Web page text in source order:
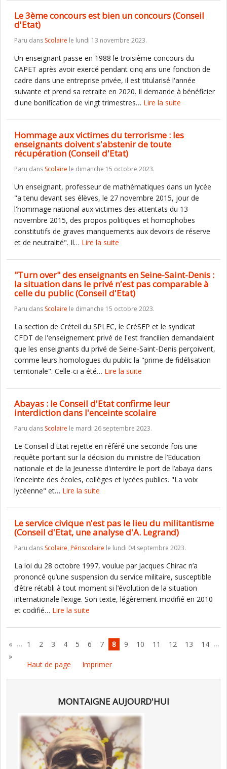
Le 3ème concours est bien un concours (Conseil
d'Etat)
Paru dans Scolaire le lundi 13 novembre 2023.
Un enseignant passe en 1988 le troisième concours du
CAPET après avoir exercé pendant cinq ans une fonction de
cadre dans une entreprise privée, il est titularisé l'année
suivante et prend sa retraite en 2020. Il demande à bénéficier
d'une bonification de vingt trimestres… Lire la suite
Hommage aux victimes du terrorisme : les
enseignants doivent s'abstenir de toute
récupération (Conseil d'Etat)
Paru dans Scolaire le dimanche 15 octobre 2023.
Un enseignant, professeur de mathématiques dans un lycée
"a tenu devant ses élèves, le 27 novembre 2015, jour de
l'hommage national aux victimes des attentats du 13
novembre 2015, des propos politiques et homophobes
constitutifs de graves manquements aux devoirs de réserve
et de neutralité". Il… Lire la suite
"Turn over" des enseignants en Seine-Saint-Denis :
la situation dans le privé n'est pas comparable à
celle du public (Conseil d'Etat)
Paru dans Scolaire le dimanche 15 octobre 2023.
La section de Créteil du SPLEC, le CréSEP et le syndicat
CFDT de l'enseignement privé de l'est francilien demandaient
que les enseignants du privé de Seine-Saint-Denis perçoivent,
comme leurs homologues du public la "prime de fidélisation
territoriale". Celle-ci a été… Lire la suite
Abayas : le Conseil d'Etat confirme leur
interdiction dans l'enceinte scolaire
Paru dans Scolaire le mardi 26 septembre 2023.
Le Conseil d'Etat rejette en référé une seconde fois une
requête portant sur la décision du ministre de l’Education
nationale et de la Jeunesse d'interdire le port de l’abaya dans
l’enceinte des écoles, collèges et lycées publics. "La voix
lycéenne" et… Lire la suite
Le service civique n'est pas le lieu du militantisme
(Conseil d'Etat, une analyse d'A. Legrand)
Paru dans Scolaire, Périscolaire le lundi 04 septembre 2023.
La loi du 28 octobre 1997, voulue par Jacques Chirac n’a
prononcé qu’une suspension du service militaire, susceptible
d’être rétabli à tout moment si l’évolution de la situation
internationale l’exige. Son texte, légèrement modifié en 2010
et codifié… Lire la suite
« … 1 2 3 4 5 6 7 8 9 10 11 12 13 14 …
»
Haut de page
Imprimer
MONTAIGNE AUJOURD'HUI